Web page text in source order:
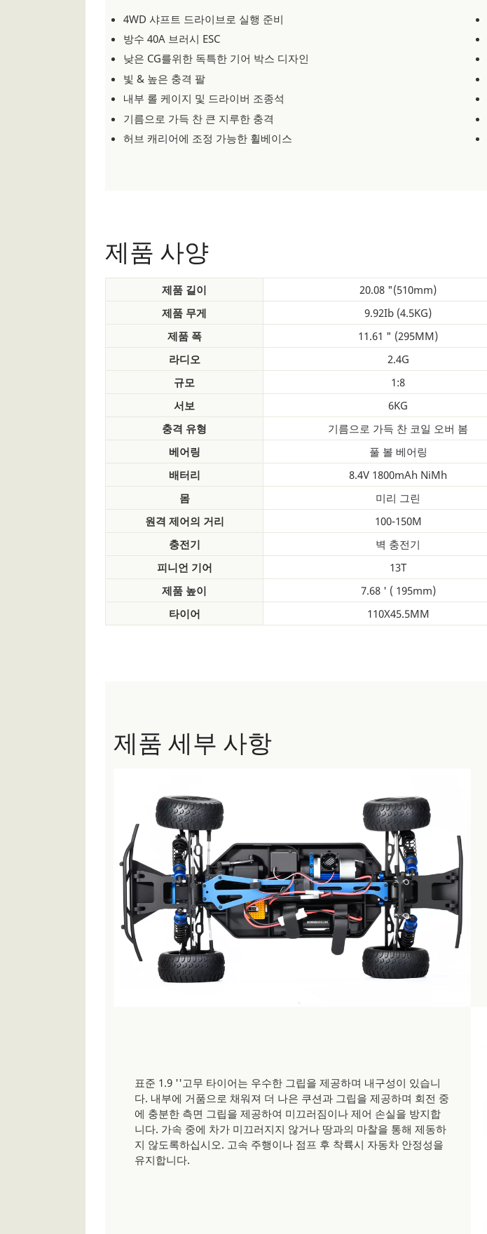
4WD 샤프트 드라이브로 실행 준비
방수 40A 브러시 ESC
낮은 CG를위한 독특한 기어 박스 디자인
빛 & 높은 충격 팔
내부 롤 케이지 및 드라이버 조종석
기름으로 가득 찬 큰 지루한 충격
허브 캐리어에 조정 가능한 휠베이스
제품 사양
제품 길이 20.08 "(510mm)
제품 무게
9.92Ib (4.5KG)
제품 폭
11.61 " (295MM)
라디오
2.4G
규모
1:8
서보
6KG
충격 유형
기름으로 가득 찬 코일 오버 봄
베어링
풀 볼 베어링
배터리
8.4V 1800mAh NiMh
몸
미리 그린
원격 제어의 거리
100-150M
충전기
벽 충전기
피니언 기어
13T
제품 높이
7.68 ' ( 195mm)
타이어
110X45.5MM
제품 세부 사항
표준 1.9 ''고무 타이어는 우수한 그립을 제공하며 내구성이 있습니
다. 내부에 거품으로 채워져 더 나은 쿠션과 그립을 제공하며 회전 중
에 충분한 측면 그립을 제공하여 미끄러짐이나 제어 손실을 방지합
니다. 가속 중에 차가 미끄러지지 않거나 땅과의 마찰을 통해 제동하
지 않도록하십시오. 고속 주행이나 점프 후 착륙시 자동차 안정성을
유지합니다.